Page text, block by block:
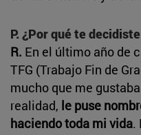
P. ¿Por qué te
R. En el último año de
TFG (Trabajo Fin de
mucho que me
realidad, le puse
haciendo toda mi vida.